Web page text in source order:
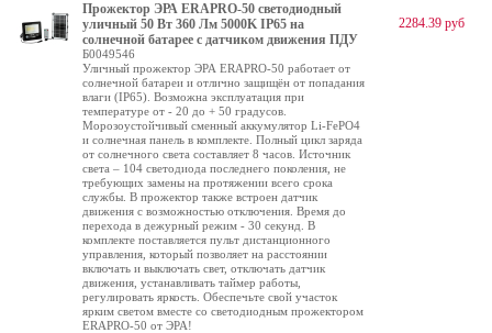
Прожектор ЭРА ERAPRO-50 светодиодный
уличный 50 Вт 360 Лм 5000K IP65 на
солнечной батарее с датчиком движения ПДУ
Б0049546
Уличный прожектор ЭРА ERAPRO-50 работает от
солнечной батареи и отлично защищён от попадания
влаги (IP65). Возможна эксплуатация при
температуре от - 20 до + 50 градусов.
Морозоустойчивый сменный аккумулятор Li-FePO4
и солнечная панель в комплекте. Полный цикл заряда
от солнечного света составляет 8 часов. Источник
света – 104 светодиода последнего поколения, не
требующих замены на протяжении всего срока
службы. В прожектор также встроен датчик
движения с возможностью отключения. Время до
перехода в дежурный режим - 30 секунд. В
комплекте поставляется пульт дистанционного
управления, который позволяет на расстоянии
включать и выключать свет, отключать датчик
движения, устанавливать таймер работы,
регулировать яркость. Обеспечьте свой участок
ярким светом вместе со светодиодным прожектором
ERAPRO-50 от ЭРА!
2284.39 руб